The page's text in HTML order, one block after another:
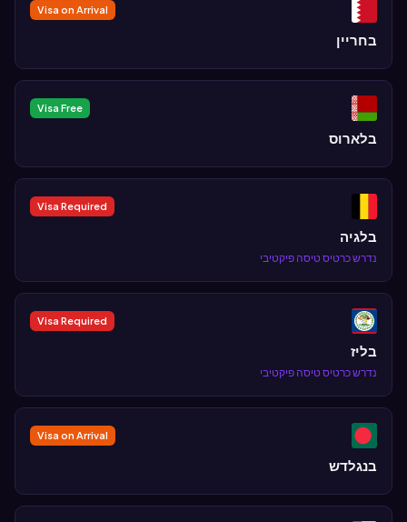
Visa on Arrival
בחריין
Visa Free
בלארוס
Visa Required
בלגיה
נדרש כרטיס טיסה פיקטיבי
Visa Required
בליז
נדרש כרטיס טיסה פיקטיבי
Visa on Arrival
בנגלדש